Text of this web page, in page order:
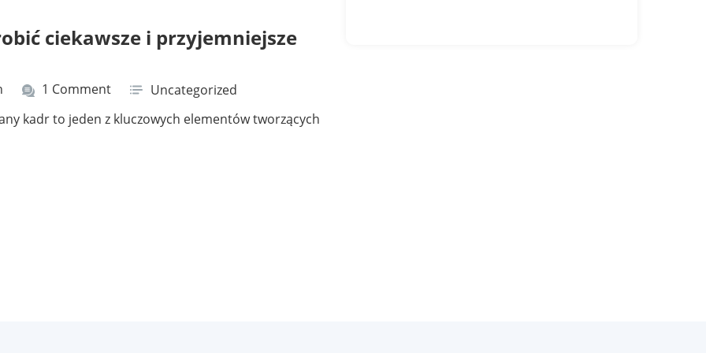
ciekawsze i przyjemniejsze
1 Comment
Uncategorized
kadr to jeden z kluczowych elementów tworzących